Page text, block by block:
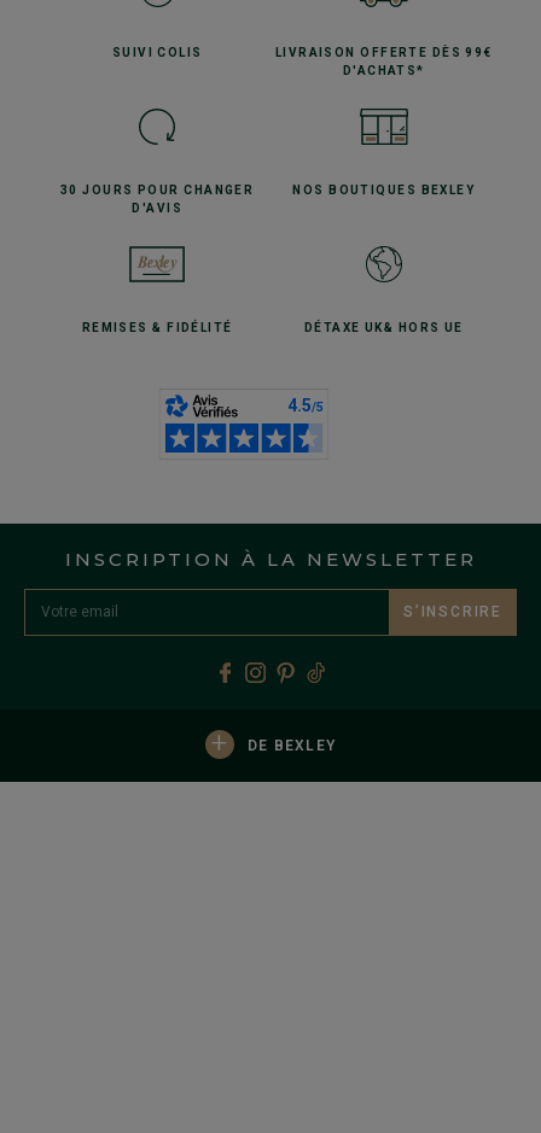
SUIVICOLIS LIVRAISON OFFERTE
DÈS 99€
D'ACHATS*
30 JOURS POURCHANGER
D'AVIS
NOS BOUTIQUES BEXLEY
REMISES& FIDÉLITÉ DÉTAXE UK& HORS UE
INSCRIPTION À LA NEWSLETTER
S’INSCRIRE
+ DE BEXLEY